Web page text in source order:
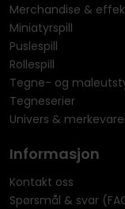
Merchandise &
Miniatyrspill
Puslespill
Rollespill
Tegne- og
Tegneserier
Univers &
Informasjon
Kontakt oss
Spørsmål & svar